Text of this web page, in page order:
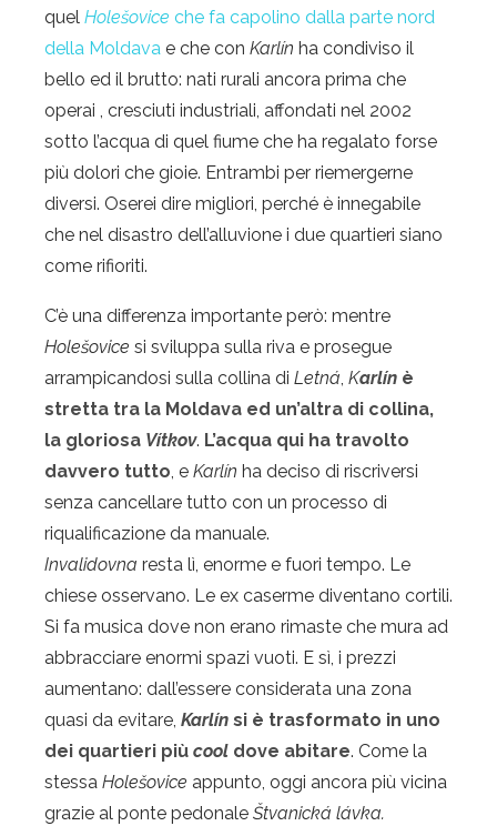
quel Holešovice che fa capolino dalla parte nord
della Moldava e che con Karlín ha condiviso il
bello ed il brutto: nati rurali ancora prima che
operai , cresciuti industriali, affondati nel 2002
sotto l’acqua di quel fiume che ha regalato forse
più dolori che gioie. Entrambi per riemergerne
diversi. Oserei dire migliori, perché è innegabile
che nel disastro dell’alluvione i due quartieri siano
come rifioriti.
C’è una differenza importante però: mentre
Holešovice si sviluppa sulla riva e prosegue
arrampicandosi sulla collina di Letná, Karlín è
stretta tra la Moldava ed un’altra di collina,
la gloriosa Vítkov. L’acqua qui ha travolto
davvero tutto, e Karlín ha deciso di riscriversi
senza cancellare tutto con un processo di
riqualificazione da manuale.
Invalidovna resta lì, enorme e fuori tempo. Le
chiese osservano. Le ex caserme diventano cortili.
Si fa musica dove non erano rimaste che mura ad
abbracciare enormi spazi vuoti. E sì, i prezzi
aumentano: dall’essere considerata una zona
quasi da evitare, Karlín si è trasformato in uno
dei quartieri più cool dove abitare. Come la
stessa Holešovice appunto, oggi ancora più vicina
grazie al ponte pedonale Štvanická lávka.